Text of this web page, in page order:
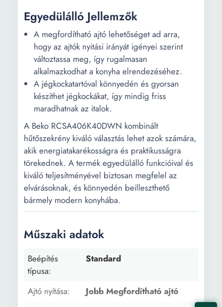
Egyedülálló Jellemzők
A megfordítható ajtó lehetőséget ad arra,
hogy az ajtók nyitási irányát igényei szerint
változtassa meg, így rugalmasan
alkalmazkodhat a konyha elrendezéséhez.
A jégkockatartóval könnyedén és gyorsan
készíthet jégkockákat, így mindig friss
maradhatnak az italok.
A Beko RCSA406K40DWN kombinált
hűtőszekrény kiváló választás lehet azok számára,
akik energiatakarékosságra és praktikusságra
törekednek. A termék egyedülálló funkcióival és
kiváló teljesítményével biztosan megfelel az
elvárásoknak, és könnyedén beilleszthető
bármely modern konyhába.
Műszaki adatok
Beépítés
típusa:
Standard
Ajtó nyítása:
Jobb Megfordítható ajtó